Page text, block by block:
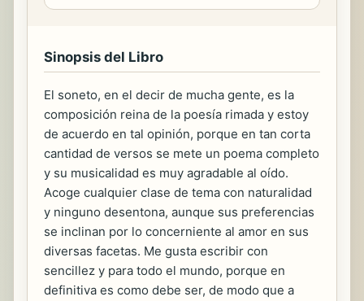
Sinopsis del Libro
El soneto, en el decir de mucha gente, es la
composición reina de la poesía rimada y estoy
de acuerdo en tal opinión, porque en tan corta
cantidad de versos se mete un poema completo
y su musicalidad es muy agradable al oído.
Acoge cualquier clase de tema con naturalidad
y ninguno desentona, aunque sus preferencias
se inclinan por lo concerniente al amor en sus
diversas facetas. Me gusta escribir con
sencillez y para todo el mundo, porque en
definitiva es como debe ser, de modo que a